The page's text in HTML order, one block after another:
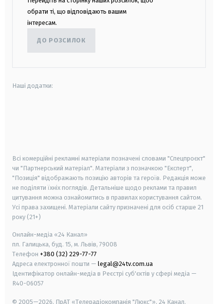
обрати ті, що відповідають вашим
інтересам.
ДО РОЗСИЛОК
Наші додатки:
Всі комерційні рекламні матеріали позначені словами "Спецпроєкт"
чи "Партнерський матеріал". Матеріали з позначкою "Експерт",
"Позиція" відображають позицію авторів та героїв. Редакція може
не поділяти їхніх поглядів. Детальніше щодо реклами та правил
цитування можна ознайомитись в правилах користування сайтом.
Усі права захищені. Матеріали сайту призначені для осіб старше 21
року (21+)
Онлайн-медіа «24 Канал»
пл. Галицька, буд. 15, м. Львів, 79008
Телефон +380 (32) 229-77-77
Адреса електронної пошти — legal@24tv.com.ua
Ідентифікатор онлайн-медіа в Реєстрі суб'єктів у сфері медіа —
R40-06057
© 2005—2026, ПрАТ «Телерадіокомпанія "Люкс"», 24 Канал.